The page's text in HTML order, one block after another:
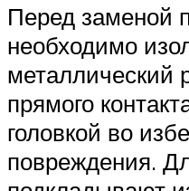
Перед заменой
необходимо
металлический
прямого
головкой во
повреждения.